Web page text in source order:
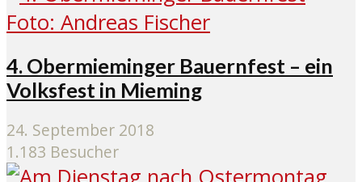
4. Obermieminger Bauernfest – ein
Volksfest in Mieming
24. September 2018
1.183 Besucher